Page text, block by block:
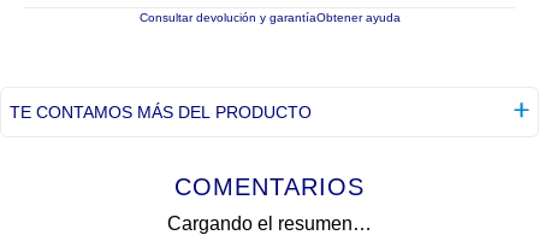
Consultar devolución y garantíaObtener ayuda
TE CONTAMOS MÁS DEL PRODUCTO
COMENTARIOS
Cargando el resumen…